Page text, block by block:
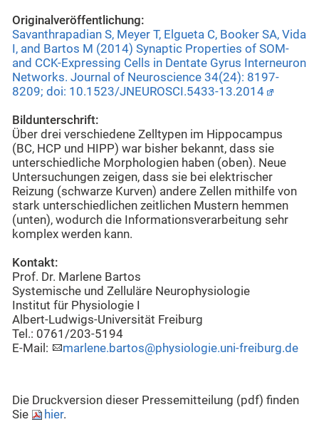
Originalveröffentlichung:
Savanthrapadian S, Meyer T, Elgueta C, Booker SA, Vida
I, and Bartos M (2014) Synaptic Properties of SOM-
and CCK-Expressing Cells in Dentate Gyrus Interneuron
Networks. Journal of Neuroscience 34(24): 8197-
8209; doi: 10.1523/JNEUROSCI.5433-13.2014
Bildunterschrift:
Über drei verschiedene Zelltypen im Hippocampus
(BC, HCP und HIPP) war bisher bekannt, dass sie
unterschiedliche Morphologien haben (oben). Neue
Untersuchungen zeigen, dass sie bei elektrischer
Reizung (schwarze Kurven) andere Zellen mithilfe von
stark unterschiedlichen zeitlichen Mustern hemmen
(unten), wodurch die Informationsverarbeitung sehr
komplex werden kann.
Kontakt:
Prof. Dr. Marlene Bartos
Systemische und Zelluläre Neurophysiologie
Institut für Physiologie I
Albert-Ludwigs-Universität Freiburg
Tel.: 0761/203-5194
E-Mail:
marlene.bartos@physiologie.uni-freiburg.de
Die Druckversion dieser Pressemitteilung (pdf) finden
Sie
hier.